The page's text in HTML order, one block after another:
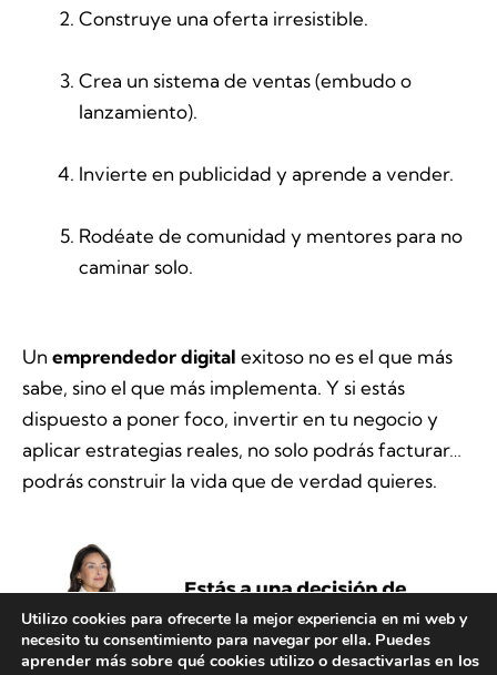
Construye una oferta irresistible.
Crea un sistema de ventas (embudo o
lanzamiento).
Invierte en publicidad y aprende a vender.
Rodéate de comunidad y mentores para no
caminar solo.
Un emprendedor digital exitoso no es el que más
sabe, sino el que más implementa. Y si estás
dispuesto a poner foco, invertir en tu negocio y
aplicar estrategias reales, no solo podrás facturar…
podrás construir la vida que de verdad quieres.
Utilizo cookies para ofrecerte la mejor experiencia en mi web y
necesito tu consentimiento para navegar por ella. Puedes
aprender más sobre qué cookies utilizo o desactivarlas en los